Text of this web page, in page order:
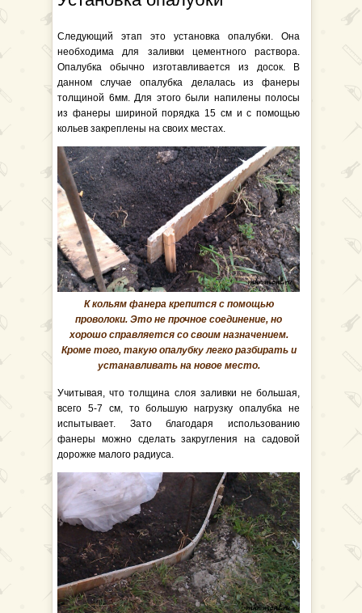
Следующий этап это установка опалубки. Она
необходима для заливки цементного раствора.
Опалубка обычно изготавливается из досок. В
данном случае опалубка делалась из фанеры
толщиной 6мм. Для этого были напилены полосы
из фанеры шириной порядка 15 см и с помощью
кольев закреплены на своих местах.
К кольям фанера крепится с помощью
проволоки. Это не прочное соединение, но
хорошо справляется со своим назначением.
Кроме того, такую опалубку легко разбирать и
устанавливать на новое место.
Учитывая, что толщина слоя заливки не большая,
всего 5-7 см, то большую нагрузку опалубка не
испытывает. Зато благодаря использованию
фанеры можно сделать закругления на садовой
дорожке малого радиуса.